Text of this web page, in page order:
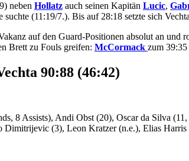
neben Hollatz auch seinen Kapitän Lucic,
(11:19/7.). Bis auf 28:18 setzte sich
auf den Guard-Positionen absolut an
Brett zu Fouls greifen: McCormack zum
90:88 (46:42)
8 Assists), Andi Obst (20), Oscar da Silva
Dimitrijevic (3), Leon Kratzer (n.e.), Elias Harris